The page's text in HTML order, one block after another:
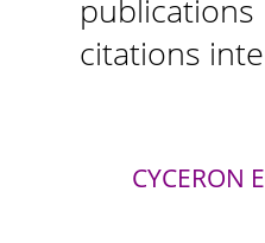
citations
CYCERON